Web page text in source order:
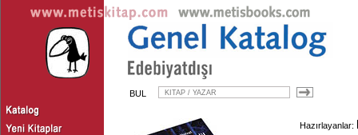
BUL
Hazırlayanlar: